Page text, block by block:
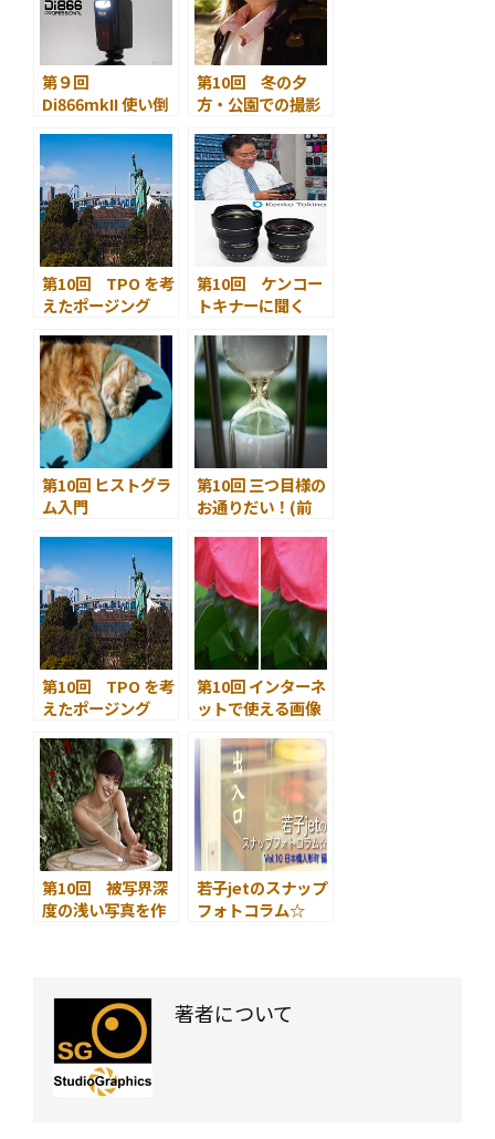
第９回
Di866mkII 使い倒
灯撮影！
第10回 冬の夕
方・公園での撮影
第10回 TPO を考
えたポージング
第10回 ケンコー
トキナーに聞く
対応した２つの広
角レンズへのコダ
ワリ
第10回 ヒストグラ
ム入門
第10回 三つ目様の
お通りだい！(前
第10回 TPO を考
えたポージング
第10回 インターネ
ットで使える画像
とGIFの特長 その
1.
第10回 被写界深
度の浅い写真を作
若子jetのスナップ
フォトコラム☆
著者について